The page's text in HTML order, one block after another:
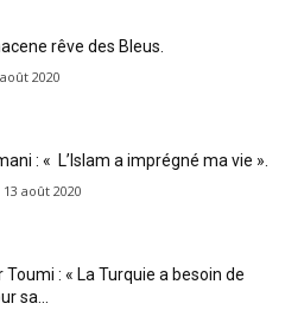
rêve des Bleus.
2020
: « L’Islam a imprégné ma vie ».
13 août 2020
: « La Turquie a besoin de
sa...